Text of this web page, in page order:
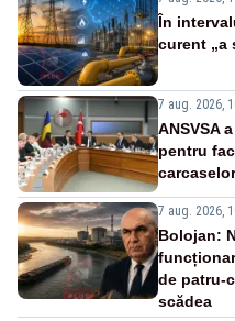
În
curent „a
7 aug. 2026,
ANSVSA
pentru
7 aug. 2026,
Bolojan:
de patru-
scădea